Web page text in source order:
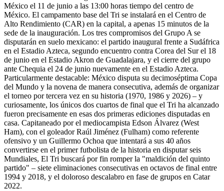
México el 11 de junio a las 13:00 horas tiempo del centro de
México. El campamento base del Tri se instalará en el Centro de
Alto Rendimiento (CAR) en la capital, a apenas 15 minutos de la
sede de la inauguración. Los tres compromisos del Grupo A se
disputarán en suelo mexicano: el partido inaugural frente a Sudáfrica
en el Estadio Azteca, segundo encuentro contra Corea del Sur el 18
de junio en el Estadio Akron de Guadalajara, y el cierre del grupo
ante Chequia el 24 de junio nuevamente en el Estadio Azteca.
Particularmente destacable: México disputa su decimoséptima Copa
del Mundo y la novena de manera consecutiva, además de organizar
el torneo por tercera vez en su historia (1970, 1986 y 2026) – y
curiosamente, los únicos dos cuartos de final que el Tri ha alcanzado
fueron precisamente en esas dos primeras ediciones disputadas en
casa. Capitaneado por el mediocampista Edson Álvarez (West
Ham), con el goleador Raúl Jiménez (Fulham) como referente
ofensivo y un Guillermo Ochoa que intentará a sus 40 años
convertirse en el primer futbolista de la historia en disputar seis
Mundiales, El Tri buscará por fin romper la "maldición del quinto
partido" – siete eliminaciones consecutivas en octavos de final entre
1994 y 2018, y el doloroso descalabro en fase de grupos en Catar
2022.